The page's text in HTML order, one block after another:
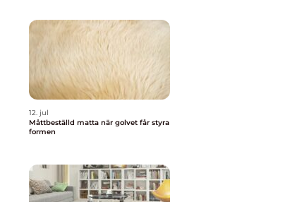
12. jul
Måttbeställd matta när golvet får styra
formen